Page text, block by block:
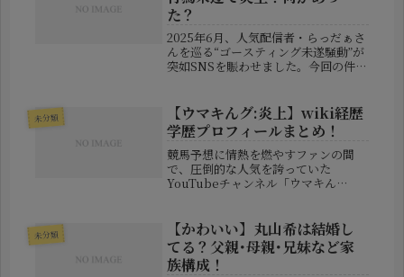
い...
た？
2025年6月、人気配信者・らっだぁさ
んを巡る“ゴースティング未遂騒動”が
突如SNSを賑わせました。今回の件
応やリスナー同士の意見対立によっ
て、一層注目される事態となってい...
未分類
【ウマキんグ:炎上】wiki経歴
学歴プロフィールまとめ！
競馬予想に情熱を燃やすファンの間
で、圧倒的な人気を誇っていた
YouTubeチャンネル「ウマキん
かけに、ネット上での信頼が大きく揺
らぐ事態となりました。本記事では、
ウマ...
未分類
【かわいい】丸山希は結婚し
てる？父親･母親･兄妹など家
族構成！